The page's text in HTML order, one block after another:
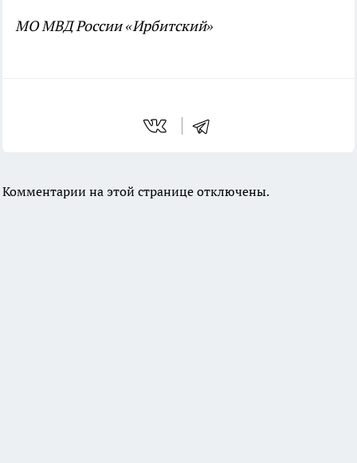
МО МВД России «Ирбитский»
Комментарии на этой странице отключены.